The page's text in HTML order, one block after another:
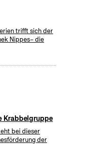
trifft sich der
Nippes– die
Krabbelgruppe
bei dieser
der